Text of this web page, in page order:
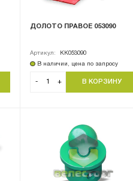
ДОЛОТО ПРАВОЕ 053090
Артикул:
KK053090
В наличии, цена по запросу
- +